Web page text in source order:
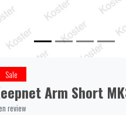
Sale
Arm Short
review